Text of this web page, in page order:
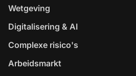
Wetgeving
Digitalisering & AI
Complexe risico's
Arbeidsmarkt